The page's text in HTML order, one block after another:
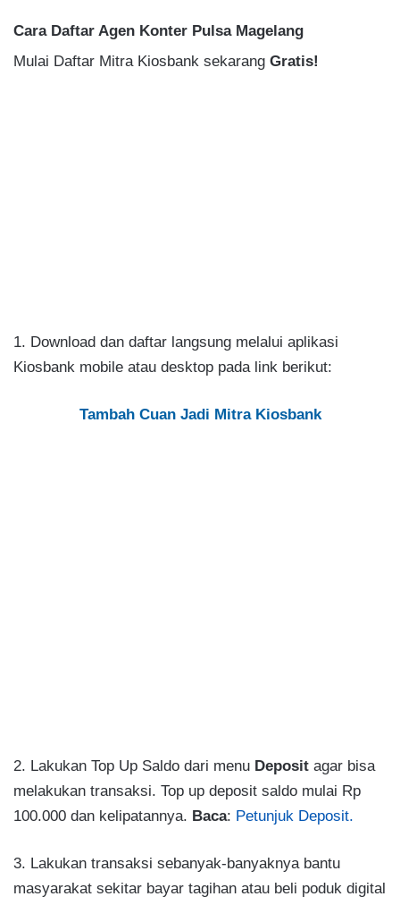
Cara Daftar Agen Konter Pulsa Magelang
Mulai Daftar Mitra Kiosbank sekarang Gratis!
1. Download dan daftar langsung melalui aplikasi
Kiosbank mobile atau desktop pada link berikut:
Tambah Cuan Jadi Mitra Kiosbank
2. Lakukan Top Up Saldo dari menu Deposit agar bisa
melakukan transaksi. Top up deposit saldo mulai Rp
100.000 dan kelipatannya. Baca: Petunjuk Deposit.
3. Lakukan transaksi sebanyak-banyaknya bantu
masyarakat sekitar bayar tagihan atau beli poduk digital